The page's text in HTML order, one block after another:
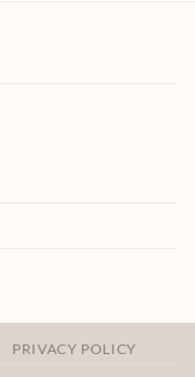
PRIVACY POLICY